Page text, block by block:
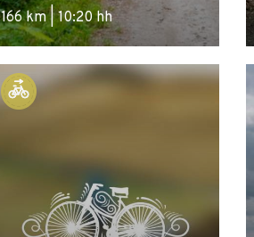
166 km | 10:20 hh